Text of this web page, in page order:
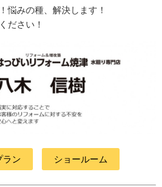
悩みの種、解決します！
ださい！
ラン ショールーム